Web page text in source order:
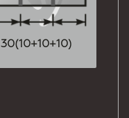
30(10+10+10)